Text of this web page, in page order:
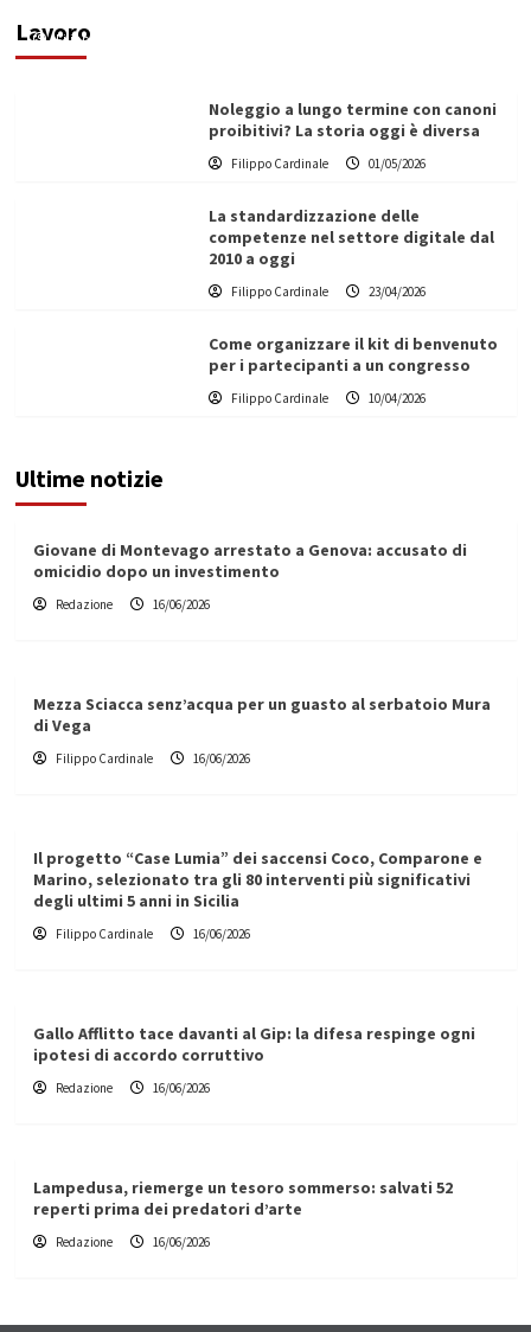
LavoroFilippo Cardinale
Noleggio a lungo termine con canoni
proibitivi? La storia oggi è diversa
Filippo Cardinale 01/05/2026
La standardizzazione delle
competenze nel settore digitale dal
2010 a oggi
Filippo Cardinale 23/04/2026
Come organizzare il kit di benvenuto
per i partecipanti a un congresso
Filippo Cardinale 10/04/2026
Ultime notizie
Giovane di Montevago arrestato a Genova: accusato di
omicidio dopo un investimento
Redazione 16/06/2026
Mezza Sciacca senz’acqua per un guasto al serbatoio Mura
di Vega
Filippo Cardinale 16/06/2026
Il progetto “Case Lumia” dei saccensi Coco, Comparone e
Marino, selezionato tra gli 80 interventi più significativi
degli ultimi 5 anni in Sicilia
Filippo Cardinale 16/06/2026
Gallo Afflitto tace davanti al Gip: la difesa respinge ogni
ipotesi di accordo corruttivo
Redazione 16/06/2026
Lampedusa, riemerge un tesoro sommerso: salvati 52
reperti prima dei predatori d’arte
Redazione 16/06/2026